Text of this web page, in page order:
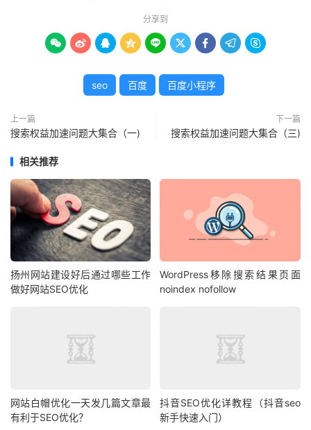
分享到
        
seo 百度 百度小程序
上一篇
搜索权益加速问题大集合（一)
下一篇
搜索权益加速问题大集合（三)
相关推荐
扬州网站建设好后通过哪些工作
做好网站SEO优化
WordPress移除搜索结果页面
noindex nofollow
网站白帽优化一天发几篇文章最
有利于SEO优化？
抖音SEO优化详教程（抖音seo
新手快速入门）